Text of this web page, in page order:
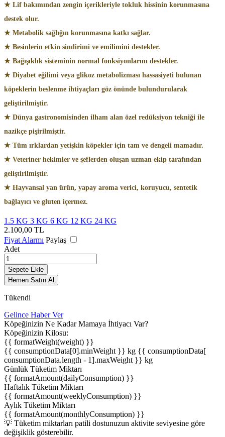
★ Lif bakımından zengin içerikleriyle tokluk hissinin korunmasına
destek olur.
★ Metabolik sağlığın korunmasına katkı sağlar.
★ Besinlerin etkin sindirimi ve emilimini destekler.
★ Bağışıklık sisteminin normal fonksiyonlarını destekler.
★ Diyabet eğilimi veya glikoz metabolizması hassasiyeti bulunan
köpeklerin beslenme ihtiyaçları göz önünde bulundurularak
geliştirilmiştir.
★ Dünya gastronomisinden ilham alan özel redüksiyon tekniği ile
nazikçe pişirilmiştir.
★ Tüm ırklardan yetişkin köpekler için tam ve dengeli mamadır.
★ Veteriner hekimler ve şeflerden oluşan uzman ekip tarafından
geliştirilmiştir.
★ Hayvansal yan ürün, yapay aroma verici, koruyucu, sentetik
bağlayıcı ve gluten içermez.
1.5 KG 3 KG 6 KG 12 KG 24 KG
2.100,00 TL
Fiyat Alarmı Paylaş
Adet
Sepete Ekle
Hemen Satın Al
Tükendi
Gelince Haber Ver
Köpeğinizin Ne Kadar Mamaya İhtiyacı Var?
Köpeğinizin Kilosu:
{{ formatWeight(weight) }}
{{ consumptionData[0].minWeight }} kg {{ consumptionData[
consumptionData.length - 1].maxWeight }} kg
Günlük Tüketim Miktarı
{{ formatAmount(dailyConsumption) }}
Haftalık Tüketim Miktarı
{{ formatAmount(weeklyConsumption) }}
Aylık Tüketim Miktarı
{{ formatAmount(monthlyConsumption) }}
💡 Tüketim miktarları patili dostunuzun aktivite seviyesine göre
değişiklik gösterebilir.